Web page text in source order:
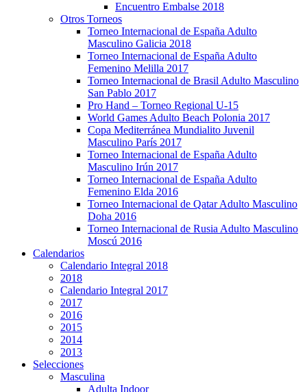
Encuentro Embalse 2018
Otros Torneos
Torneo Internacional de España Adulto
Masculino Galicia 2018
Torneo Internacional de España Adulto
Femenino Melilla 2017
Torneo Internacional de Brasil Adulto Masculino
San Pablo 2017
Pro Hand – Torneo Regional U-15
World Games Adulto Beach Polonia 2017
Copa Mediterránea Mundialito Juvenil
Masculino París 2017
Torneo Internacional de España Adulto
Masculino Irún 2017
Torneo Internacional de España Adulto
Femenino Elda 2016
Torneo Internacional de Qatar Adulto Masculino
Doha 2016
Torneo Internacional de Rusia Adulto Masculino
Moscú 2016
Calendarios
Calendario Integral 2018
2018
Calendario Integral 2017
2017
2016
2015
2014
2013
Selecciones
Masculina
Adulta Indoor